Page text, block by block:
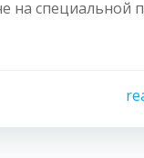
на специальной